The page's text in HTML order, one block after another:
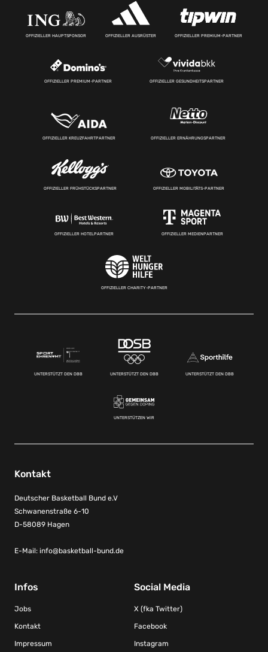
OFFIZIELLER HAUPTSPONSOR OFFIZIELLER AUSRÜSTER OFFIZIELLER PREMIUM-PARTNER
OFFIZIELLER PREMIUM-PARTNER OFFIZIELLER GESUNDHEITSPARTNER
OFFIZIELLER KREUZFAHRTPARTNER OFFIZIELLER ERNÄHRUNGSPARTNER
OFFIZIELLER FRÜHSTÜCKSPARTNER OFFIZIELLER MOBILITÄTS-PARTNER
OFFIZIELLER HOTELPARTNER OFFIZIELLER MEDIENPARTNER
OFFIZIELLER CHARITY-PARTNER
UNTERSTÜTZT DEN DBB UNTERSTÜTZT DEN DBB UNTERSTÜTZT DEN DBB
UNTERSTÜTZEN WIR
Kontakt
Deutscher Basketball Bund e.V
Schwanenstraße 6-10
D-58089 Hagen
E-Mail: info@basketball-bund.de
Infos
Jobs
Kontakt
Impressum
Social Media
X (fka Twitter)
Facebook
Instagram